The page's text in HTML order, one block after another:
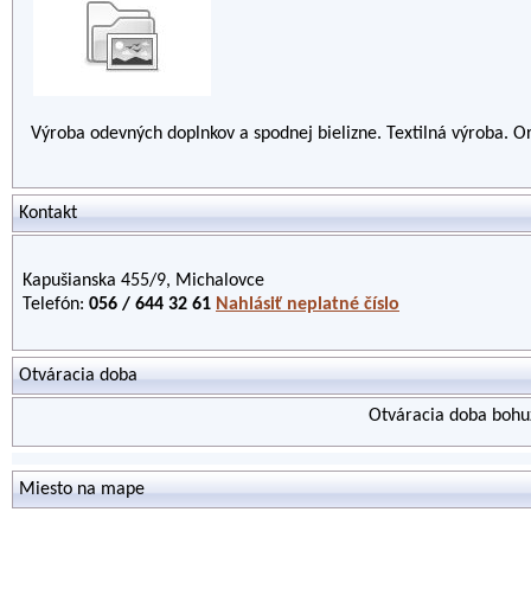
Výroba odevných doplnkov a spodnej bielizne. Textilná výroba.
Kontakt
Kapušianska 455/9, Michalovce
Telefón: 056 / 644 32 61 Nahlásiť neplatné číslo
Otváracia doba
Otváracia doba
Miesto na mape